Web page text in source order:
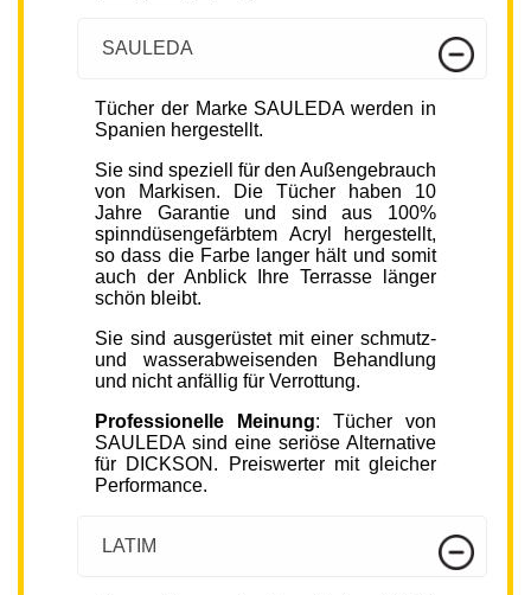
SAULEDA
Tücher der Marke SAULEDA werden in
Spanien hergestellt.
Sie sind speziell für den Außengebrauch
von Markisen. Die Tücher haben 10
Jahre Garantie und sind aus 100%
spinndüsengefärbtem Acryl hergestellt,
so dass die Farbe langer hält und somit
auch der Anblick Ihre Terrasse länger
schön bleibt.
Sie sind ausgerüstet mit einer schmutz-
und wasserabweisenden Behandlung
und nicht anfällig für Verrottung.
Professionelle Meinung: Tücher von
SAULEDA sind eine seriöse Alternative
für DICKSON. Preiswerter mit gleicher
Performance.
LATIM